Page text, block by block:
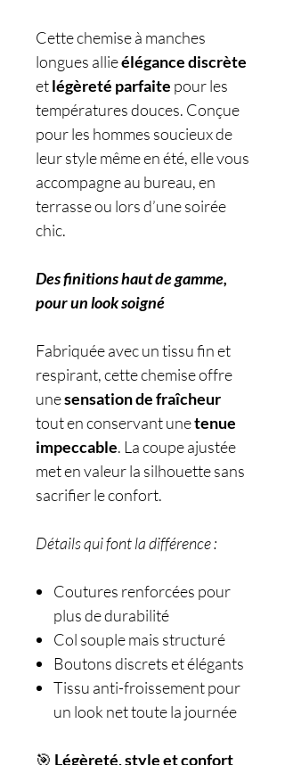
Cette chemise à manches
longues allieélégance discrète
etlégèreté parfaite pour les
températures douces. Conçue
pour les hommes soucieux de
leur style même en été, elle vous
accompagne au bureau, en
terrasse ou lors d’une soirée
chic.
Des finitions haut de gamme,
pour un look soigné
Fabriquée avec un tissu fin et
respirant, cette chemise offre
unesensation de fraîcheur
tout en conservant unetenue
impeccable. La coupe ajustée
met en valeur la silhouette sans
sacrifier le confort.
Détails qui font la différence :
Coutures renforcées pour
plus de durabilité
Col souple mais structuré
Boutons discrets et élégants
Tissu anti-froissement pour
un look net toute la journée
🎯 Légèreté, style et confort